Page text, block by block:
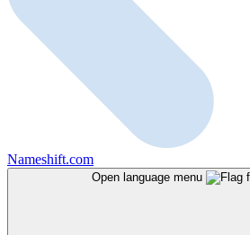
Nameshift.com
Open language menu